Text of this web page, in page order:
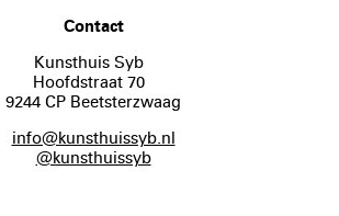
Contact
Kunsthuis Syb
Hoofdstraat 70
9244 CP Beetsterzwaag
info@kunsthuissyb.nl
@kunsthuissyb